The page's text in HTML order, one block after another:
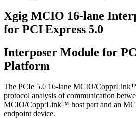
Xgig MCIO 16-lane
for PCI Express 5.0
Interposer Module for
Platform
The PCIe 5.0 16-lane MCIO/
protocol analysis of communication
MCIO/CopprLink™ host port and an
endpoint device.